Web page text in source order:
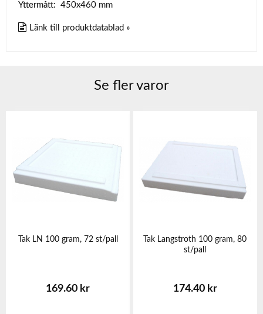
Yttermått: 450x460 mm
Länk till produktdatablad »
Se fler varor
Tak LN 100 gram, 72 st/pall
169.60 kr
Tak Langstroth 100 gram, 80
st/pall
174.40 kr